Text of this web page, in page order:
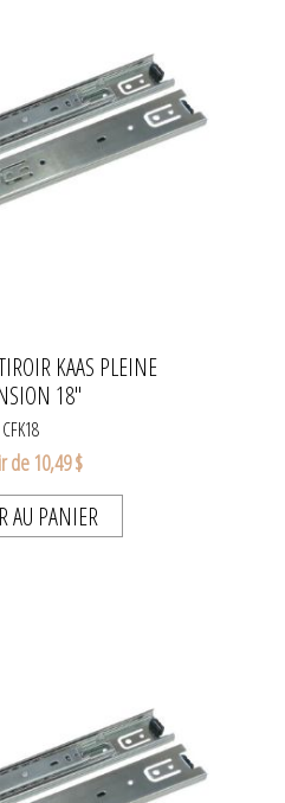
KAAS PLEINE
18"
CFK18
de 10,49 $
AU PANIER